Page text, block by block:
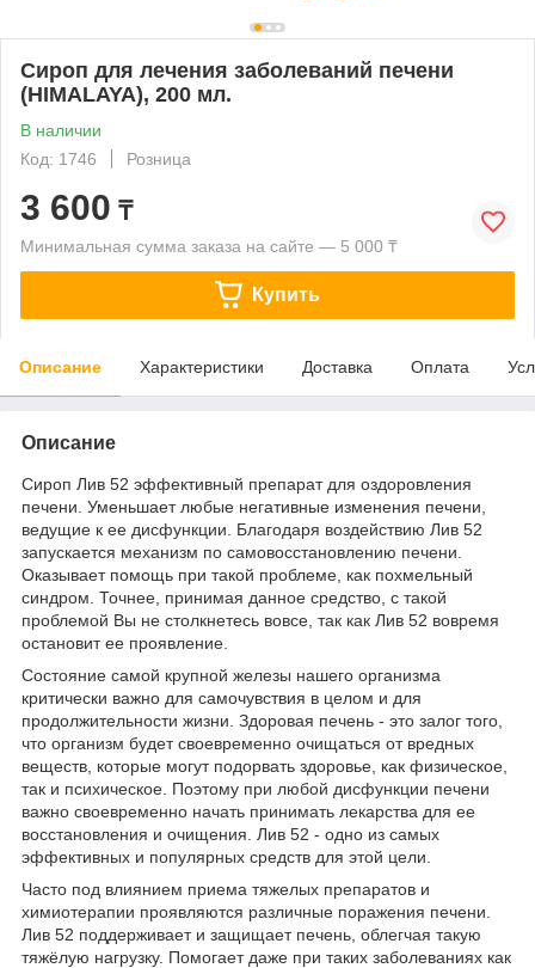
Сироп для лечения заболеваний печени
(HIMALAYA), 200 мл.
В наличии
Код: 1746
Розница
3 600 ₸
Минимальная сумма заказа на сайте — 5 000 ₸
Купить
Описание Характеристики Доставка Оплата
Описание
Сироп Лив 52 эффективный препарат для оздоровления
печени. Уменьшает любые негативные изменения печени,
ведущие к ее дисфункции. Благодаря воздействию Лив 52
запускается механизм по самовосстановлению печени.
Оказывает помощь при такой проблеме, как похмельный
синдром. Точнее, принимая данное средство, с такой
проблемой Вы не столкнетесь вовсе, так как Лив 52 вовремя
остановит ее проявление.
Состояние самой крупной железы нашего организма
критически важно для самочувствия в целом и для
продолжительности жизни. Здоровая печень - это залог того,
что организм будет своевременно очищаться от вредных
веществ, которые могут подорвать здоровье, как физическое,
так и психическое. Поэтому при любой дисфункции печени
важно своевременно начать принимать лекарства для ее
восстановления и очищения. Лив 52 - одно из самых
эффективных и популярных средств для этой цели.
Часто под влиянием приема тяжелых препаратов и
химиотерапии проявляются различные поражения печени.
Лив 52 поддерживает и защищает печень, облегчая такую
тяжёлую нагрузку. Помогает даже при таких заболеваниях как